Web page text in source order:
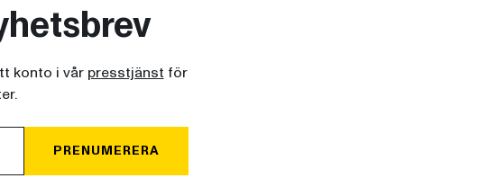
konto i vår presstjänst för
PRENUMERERA